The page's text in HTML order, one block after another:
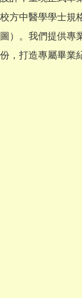
方中醫學學士
）。我們提供專
，打造專屬畢業